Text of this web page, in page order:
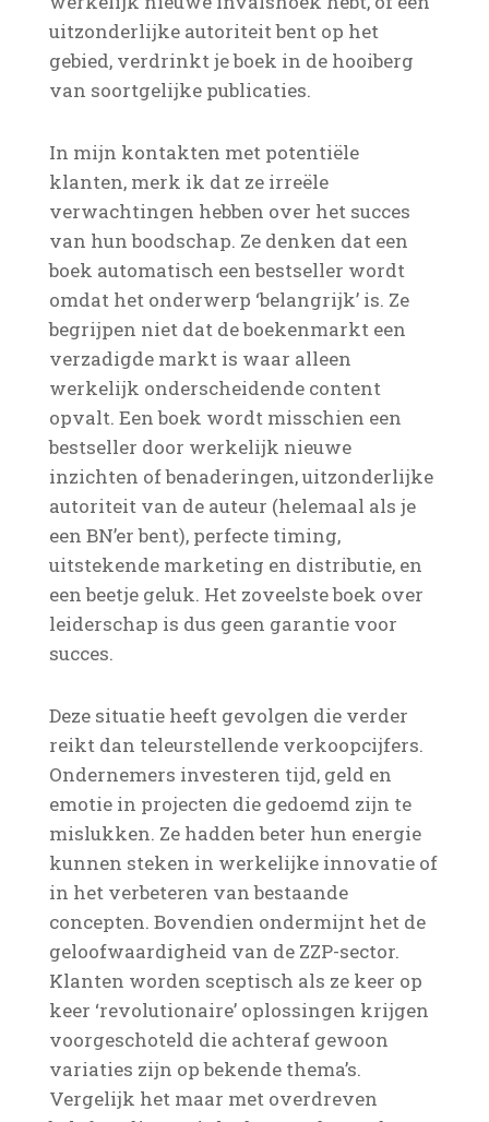
uitzonderlijke autoriteit bent op het
gebied, verdrinkt je boek in de hooiberg
van soortgelijke publicaties.
In mijn kontakten met potentiële
klanten, merk ik dat ze irreële
verwachtingen hebben over het succes
van hun boodschap. Ze denken dat een
boek automatisch een bestseller wordt
omdat het onderwerp ‘belangrijk’ is. Ze
begrijpen niet dat de boekenmarkt een
verzadigde markt is waar alleen
werkelijk onderscheidende content
opvalt. Een boek wordt misschien een
bestseller door werkelijk nieuwe
inzichten of benaderingen, uitzonderlijke
autoriteit van de auteur (helemaal als je
een BN’er bent), perfecte timing,
uitstekende marketing en distributie, en
een beetje geluk. Het zoveelste boek over
leiderschap is dus geen garantie voor
succes.
Deze situatie heeft gevolgen die verder
reikt dan teleurstellende verkoopcijfers.
Ondernemers investeren tijd, geld en
emotie in projecten die gedoemd zijn te
mislukken. Ze hadden beter hun energie
kunnen steken in werkelijke innovatie of
in het verbeteren van bestaande
concepten. Bovendien ondermijnt het de
geloofwaardigheid van de ZZP-sector.
Klanten worden sceptisch als ze keer op
keer ‘revolutionaire’ oplossingen krijgen
voorgeschoteld die achteraf gewoon
variaties zijn op bekende thema’s.
Vergelijk het maar met overdreven